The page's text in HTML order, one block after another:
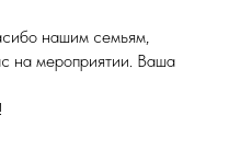
нашим семьям,
на мероприятии. Ваша